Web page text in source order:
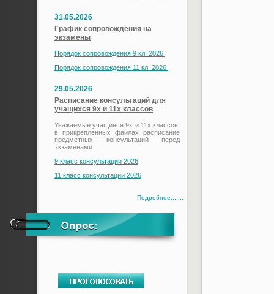
31.05.2026
График сопровождения на
экзамены
Порядок сопровождения 9 кл. 2026
Порядок сопровождения 11 кл. 2026
29.05.2026
Расписание консультаций для
учащихся 9х и 11х классов
Уважаемые учащиеся 9х и 11х классов,
в прикрепленных файлах расписание
предметных консультаций перед
экзаменами.
9 класс консультации 2026
11 класс консультации 2026
Подробнее.......